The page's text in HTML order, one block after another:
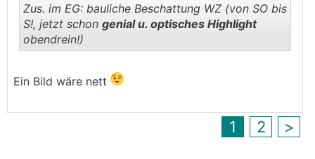
Zus. im EG: bauliche Beschattung WZ (von SO bis
S!, jetzt schon genial u. optisches Highlight
obendrein!)
Ein Bild wäre nett
1 2 >